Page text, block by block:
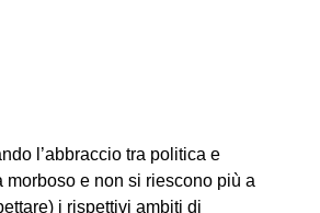
l’abbraccio tra politica e
e non si riescono più a
i rispettivi ambiti di